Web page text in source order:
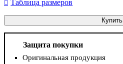
Таблица размеров
Купить
Защита покупки
Оригинальная продукция